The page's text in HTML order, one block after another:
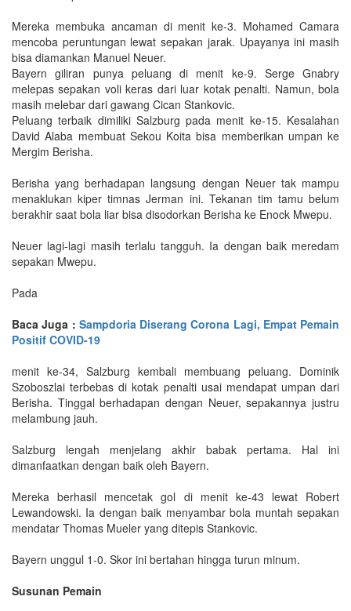
Mereka membuka ancaman di menit ke-3. Mohamed Camara
mencoba peruntungan lewat sepakan jarak. Upayanya ini masih
bisa diamankan Manuel Neuer.
Bayern giliran punya peluang di menit ke-9. Serge Gnabry
melepas sepakan voli keras dari luar kotak penalti. Namun, bola
masih melebar dari gawang Cican Stankovic.
Peluang terbaik dimiliki Salzburg pada menit ke-15. Kesalahan
David Alaba membuat Sekou Koita bisa memberikan umpan ke
Mergim Berisha.
Berisha yang berhadapan langsung dengan Neuer tak mampu
menaklukan kiper timnas Jerman ini. Tekanan tim tamu belum
berakhir saat bola liar bisa disodorkan Berisha ke Enock Mwepu.
Neuer lagi-lagi masih terlalu tangguh. Ia dengan baik meredam
sepakan Mwepu.
Pada
Baca Juga : Sampdoria Diserang Corona Lagi, Empat Pemain
Positif COVID-19
menit ke-34, Salzburg kembali membuang peluang. Dominik
Szoboszlai terbebas di kotak penalti usai mendapat umpan dari
Berisha. Tinggal berhadapan dengan Neuer, sepakannya justru
melambung jauh.
Salzburg lengah menjelang akhir babak pertama. Hal ini
dimanfaatkan dengan baik oleh Bayern.
Mereka berhasil mencetak gol di menit ke-43 lewat Robert
Lewandowski. Ia dengan baik menyambar bola muntah sepakan
mendatar Thomas Mueler yang ditepis Stankovic.
Bayern unggul 1-0. Skor ini bertahan hingga turun minum.
Susunan Pemain